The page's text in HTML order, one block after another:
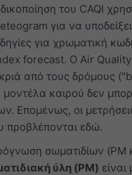
του CAQI
για να
για χρωματική
forecast. Ο Air Quality
από τους δρόμους
καιρού δεν
Επομένως, οι
προβλέπονται εδώ.
σωματιδίων (PM
ύλη (PM)